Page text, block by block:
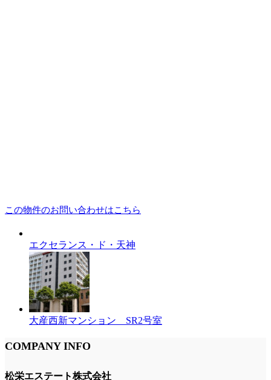
この物件のお問い合わせはこちら
エクセランス・ド・天神
大産西新マンション SR2号室
COMPANY INFO
松栄エステート株式会社